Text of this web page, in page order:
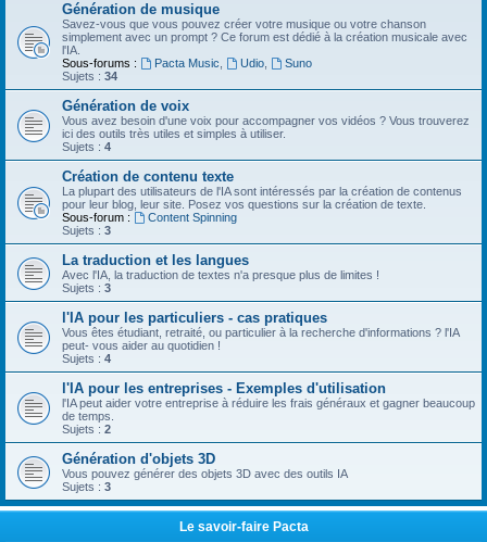
Génération de musique
Savez-vous que vous pouvez créer votre musique ou votre chanson
simplement avec un prompt ? Ce forum est dédié à la création musicale avec
l'IA.
Sous-forums :
Pacta Music Udio,
Suno
Sujets : 34
Génération de voix
Vous avez besoin d'une voix pour accompagner vos vidéos ? Vous trouverez
ici des outils très utiles et simples à utiliser.
Sujets : 4
Création de contenu texte
La plupart des utilisateurs de l'IA sont intéressés par la création de contenus
pour leur blog, leur site. Posez vos questions sur la création de texte.
Sous-forum :
Content Spinning
Sujets : 3
La traduction et les langues
Avec l'IA, la traduction de textes n'a presque plus de limites !
Sujets : 3
l'IA pour les particuliers - cas pratiques
Vous êtes étudiant, retraité, ou particulier à la recherche d'informations ? l'IA
peut- vous aider au quotidien !
Sujets : 4
l'IA pour les entreprises - Exemples d'utilisation
l'IA peut aider votre entreprise à réduire les frais généraux et gagner beaucoup
de temps.
Sujets : 2
Génération d'objets 3D
Vous pouvez générer des objets 3D avec des outils IA
Sujets : 3
Le savoir-faire Pacta